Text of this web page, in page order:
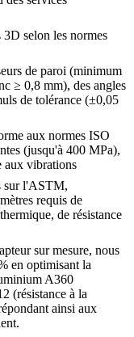
selon les normes
de paroi (minimum
≥ 0,8 mm), des angles
de tolérance (±0,05
aux normes ISO
(jusqu'à 400 MPa),
aux vibrations
sur l'ASTM,
requis de
de résistance
sur mesure, nous
en optimisant la
A360
(résistance à la
ainsi aux